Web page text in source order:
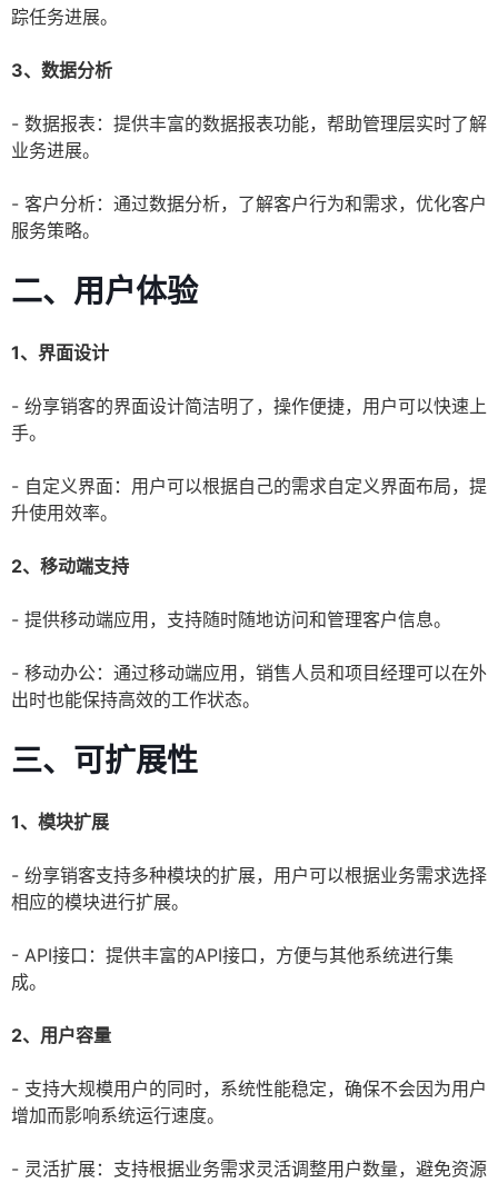
踪任务进展。
3、数据分析
- 数据报表：提供丰富的数据报表功能，帮助管理层实时了解
业务进展。
- 客户分析：通过数据分析，了解客户行为和需求，优化客户
服务策略。
二、用户体验
1、界面设计
- 纷享销客的界面设计简洁明了，操作便捷，用户可以快速上
手。
- 自定义界面：用户可以根据自己的需求自定义界面布局，提
升使用效率。
2、移动端支持
- 提供移动端应用，支持随时随地访问和管理客户信息。
- 移动办公：通过移动端应用，销售人员和项目经理可以在外
出时也能保持高效的工作状态。
三、可扩展性
1、模块扩展
- 纷享销客支持多种模块的扩展，用户可以根据业务需求选择
相应的模块进行扩展。
- API接口：提供丰富的API接口，方便与其他系统进行集
成。
2、用户容量
- 支持大规模用户的同时，系统性能稳定，确保不会因为用户
增加而影响系统运行速度。
- 灵活扩展：支持根据业务需求灵活调整用户数量，避免资源